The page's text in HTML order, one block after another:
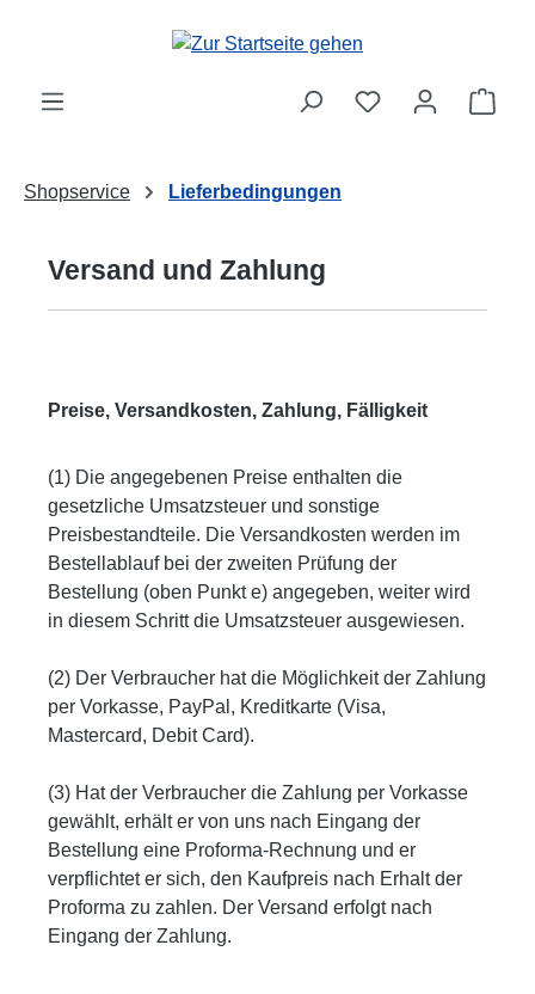
Zum Hauptinhalt springen
Shopservice Lieferbedingungen
Versand und Zahlung
Preise, Versandkosten, Zahlung, Fälligkeit
(1) Die angegebenen Preise enthalten die
gesetzliche Umsatzsteuer und sonstige
Preisbestandteile. Die Versandkosten werden im
Bestellablauf bei der zweiten Prüfung der
Bestellung (oben Punkt e) angegeben, weiter wird
in diesem Schritt die Umsatzsteuer ausgewiesen.
(2) Der Verbraucher hat die Möglichkeit der Zahlung
per Vorkasse, PayPal, Kreditkarte (Visa,
Mastercard, Debit Card).
(3) Hat der Verbraucher die Zahlung per Vorkasse
gewählt, erhält er von uns nach Eingang der
Bestellung eine Proforma-Rechnung und er
verpflichtet er sich, den Kaufpreis nach Erhalt der
Proforma zu zahlen. Der Versand erfolgt nach
Eingang der Zahlung.